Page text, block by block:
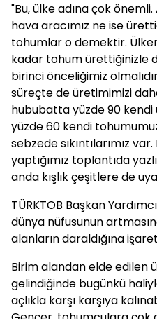
"Bu, ülke adına çok
hava aracımız ne ise
tohumlar o demektir.
kadar tohum ürettiğinizle
birinci önceliğimiz
süreçte de üretimimizi
hububatta yüzde 90 kendi
yüzde 60 kendi
sebzede sıkıntılarımız
yaptığımız toplantıda
anda kışlık çeşitlere de
TÜRKTOB Başkan
dünya nüfusunun
alanların daraldığına
Birim alandan elde edilen
gelindiğinde bugünkü
açlıkla karşı karşıya